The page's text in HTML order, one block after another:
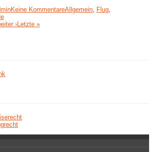
Keine KommentareAllgemein Flug
›Letzte »